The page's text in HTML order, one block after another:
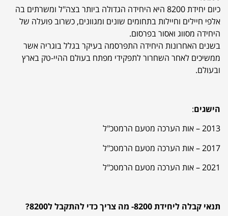
כיום יחידת 8200 היא היחידה הגדולה ביותר בצה"ל ומשרתים בה
אלפי חיילים וחיילות בתחומים שונים ומגוונים, כשרוב פועלה של
היחידה מסווג ואסור בפרסום.
בשנים האחרונות היחידה התפרסמה בעיקר בגלל בוגריה אשר
ממשיכים לאחר השחרור לתפקידי מפתח בעולם ההיי-טק בארץ
ובעולם.
הישגים:
2013 – אות הערכה מטעם הרמטכ"ל
2017 – אות הערכה מטעם הרמטכ"ל
2021 – אות הערכה מטעם הרמטכ"ל
תנאי קבלה ליחידת 8200- מה צריך כדי להתקבל ל8200?